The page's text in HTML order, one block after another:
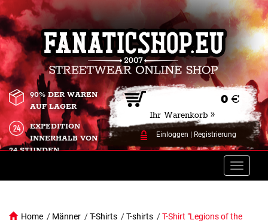
0 €
Ihr Warenkorb »
Einloggen Registrierung
90% DER WAREN
AUF LAGER
EXPEDITION
INNERHALB VON
24 STUNDEN.
Toggle
Home / Männer /T-Shirts /T-shirts /T-Shirt "Legions of the